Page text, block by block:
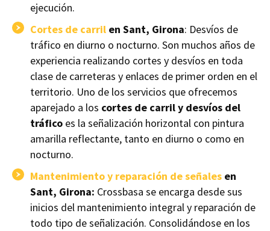
ejecución.
Cortes de carril en Sant, Girona: Desvíos de
tráfico en diurno o nocturno. Son muchos años de
experiencia realizando cortes y desvíos en toda
clase de carreteras y enlaces de primer orden en el
territorio. Uno de los servicios que ofrecemos
aparejado a los cortes de carril y desvíos del
tráfico es la señalización horizontal con pintura
amarilla reflectante, tanto en diurno o como en
nocturno.
Mantenimiento y reparación de señales en
Sant, Girona: Crossbasa se encarga desde sus
inicios del mantenimiento integral y reparación de
todo tipo de señalización. Consolidándose en los